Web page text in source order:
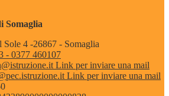
Somaglia
Sole 4 -26867 - Somaglia
- 0377 460107
Link per inviare una mail
Link per inviare una mail